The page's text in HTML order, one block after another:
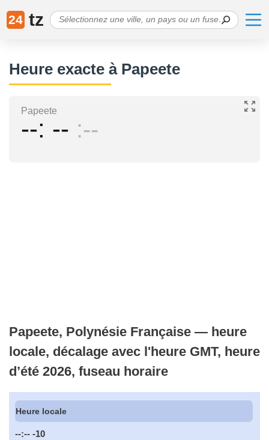
24 tz
Heure exacte à Papeete
Papeete
-- -- --
Papeete, Polynésie Française — heure
locale, décalage avec l'heure GMT, heure
d’été 2026, fuseau horaire
Heure locale
--:-- -10